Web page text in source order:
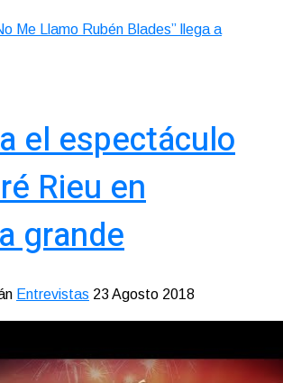
Me Llamo Rubén Blades” llega a
el espectáculo
Rieu en
grande
Entrevistas 23 Agosto 2018